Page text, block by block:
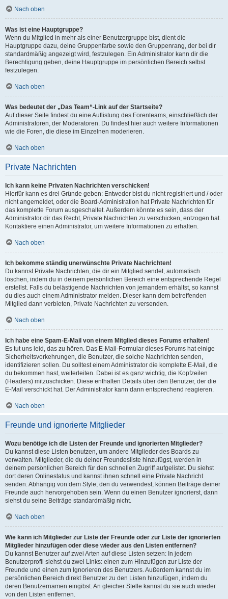
Nach oben
Was ist eine Hauptgruppe?
Wenn du Mitglied in mehr als einer Benutzergruppe bist, dient die
Hauptgruppe dazu, deine Gruppenfarbe sowie den Gruppenrang, der bei dir
standardmäßig angezeigt wird, festzulegen. Ein Administrator kann dir die
Berechtigung geben, deine Hauptgruppe im persönlichen Bereich selbst
festzulegen.
Nach oben
Was bedeutet der „Das Team“-Link auf der Startseite?
Auf dieser Seite findest du eine Auflistung des Forenteams, einschließlich der
Administratoren, der Moderatoren. Du findest hier auch weitere Informationen
wie die Foren, die diese im Einzelnen moderieren.
Nach oben
Private Nachrichten
Ich kann keine Privaten Nachrichten verschicken!
Hierfür kann es drei Gründe geben: Entweder bist du nicht registriert und / oder
nicht angemeldet, oder die Board-Administration hat Private Nachrichten für
das komplette Forum ausgeschaltet. Außerdem könnte es sein, dass der
Administrator dir das Recht, Private Nachrichten zu verschicken, entzogen hat.
Kontaktiere einen Administrator, um weitere Informationen zu erhalten.
Nach oben
Ich bekomme ständig unerwünschte Private Nachrichten!
Du kannst Private Nachrichten, die dir ein Mitglied sendet, automatisch
löschen, indem du in deinem persönlichen Bereich eine entsprechende Regel
erstellst. Falls du belästigende Nachrichten von jemandem erhältst, so kannst
du dies auch einem Administrator melden. Dieser kann dem betreffenden
Mitglied dann verbieten, Private Nachrichten zu versenden.
Nach oben
Ich habe eine Spam-E-Mail von einem Mitglied dieses Forums erhalten!
Es tut uns leid, das zu hören. Das E-Mail-Formular dieses Forums hat einige
Sicherheitsvorkehrungen, die Benutzer, die solche Nachrichten senden,
identifizieren sollen. Du solltest einem Administrator die komplette E-Mail, die
du bekommen hast, weiterleiten. Dabei ist es ganz wichtig, die Kopfzeilen
(Headers) mitzuschicken. Diese enthalten Details über den Benutzer, der die
E-Mail verschickt hat. Der Administrator kann dann entsprechend reagieren.
Nach oben
Freunde und ignorierte Mitglieder
Wozu benötige ich die Listen der Freunde und ignorierten Mitglieder?
Du kannst diese Listen benutzen, um andere Mitglieder des Boards zu
verwalten. Mitglieder, die du deiner Freundesliste hinzufügst, werden in
deinem persönlichen Bereich für den schnellen Zugriff aufgelistet. Du siehst
dort deren Onlinestatus und kannst ihnen schnell eine Private Nachricht
senden. Abhängig von dem Style, den du verwendest, können Beiträge deiner
Freunde auch hervorgehoben sein. Wenn du einen Benutzer ignorierst, dann
siehst du seine Beiträge standardmäßig nicht.
Nach oben
Wie kann ich Mitglieder zur Liste der Freunde oder zur Liste der ignorierten
Mitglieder hinzufügen oder diese wieder aus den Listen entfernen?
Du kannst Benutzer auf zwei Arten auf diese Listen setzen: In jedem
Benutzerprofil siehst du zwei Links: einen zum Hinzufügen zur Liste der
Freunde und einen zum Ignorieren des Benutzers. Außerdem kannst du im
persönlichen Bereich direkt Benutzer zu den Listen hinzufügen, indem du
deren Benutzernamen eingibst. An gleicher Stelle kannst du sie auch wieder
von den Listen entfernen.